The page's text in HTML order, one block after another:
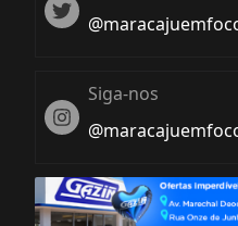
Twiter
Instagram
Siga-nos